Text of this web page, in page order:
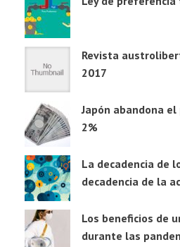
Revista
2017
Japón abandona
2%
La decadencia de
decadencia de la
Los beneficios de
durante las